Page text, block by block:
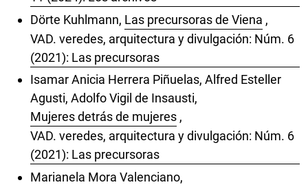
Dörte Kuhlmann, Las precursoras de Viena ,
VAD. veredes, arquitectura y divulgación: Núm. 6
(2021): Las precursoras
Isamar Anicia Herrera Piñuelas, Alfred Esteller
Agusti, Adolfo Vigil de Insausti,
Mujeres detrás de mujeres ,
VAD. veredes, arquitectura y divulgación: Núm. 6
(2021): Las precursoras
Marianela Mora Valenciano,